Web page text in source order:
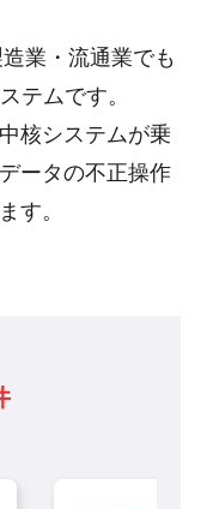
業・流通業でも
テムです。
核システムが乗
ータの不正操作
す。